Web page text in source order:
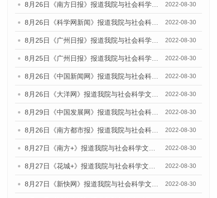
8月26日《南方日报》报道我院与社会科学文献出版社联合发布《广州蓝皮书：广州城市国际化发展报告（2022）》的媒体文章 2022-08-30
8月26日《科学网新闻》报道我院与社会科学文献出版社联合发布《广州蓝皮书：广州城市国际化发展报告（2022）》的媒体文章 2022-08-30
8月25日《广州日报》报道我院与社会科学文献出版社联合发布《广州蓝皮书：广州城市国际化发展报告（2022）》的媒体文章 2022-08-30
8月25日《广州日报》报道我院与社会科学文献出版社联合发布《广州蓝皮书：广州城市国际化发展报告（2022）》的媒体文章 2022-08-30
8月26日《中国新闻网》报道我院与社会科学文献出版社联合发布《广州蓝皮书：广州社会发展报告(2022)》的媒体文章 2022-08-30
8月26日《大洋网》报道我院与社会科学文献出版社联合发布《广州蓝皮书：广州社会发展报告(2022)》的媒体文章 2022-08-30
8月29日《中国发展网》报道我院与社会科学文献出版社联合发布《广州蓝皮书：广州社会发展报告(2022)》的媒体文章 2022-08-30
8月26日《南方都市报》报道我院与社会科学文献出版社联合发布《广州蓝皮书：广州社会发展报告(2022)》的媒体文章 2022-08-30
8月27日《南方+》报道我院与社会科学文献出版社联合发布《广州蓝皮书：广州社会发展报告(2022)》的媒体文章 2022-08-30
8月27日《花城+》报道我院与社会科学文献出版社联合发布《广州蓝皮书：广州社会发展报告(2022)》的媒体文章 2022-08-30
8月27日《新快网》报道我院与社会科学文献出版社联合发布《广州蓝皮书：广州社会发展报告(2022)》的媒体文章 2022-08-30